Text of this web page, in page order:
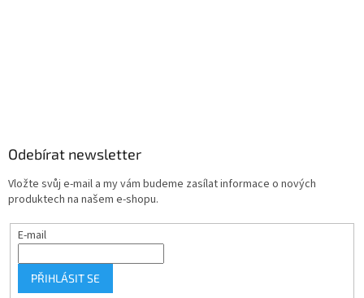
Odebírat newsletter
Vložte svůj e-mail a my vám budeme zasílat informace o nových
produktech na našem e-shopu.
E-mail
PŘIHLÁSIT SE